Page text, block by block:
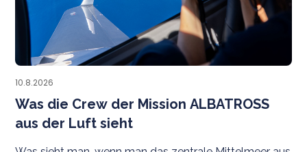
10.8.2026
Was die Crew der Mission ALBATROSS
aus der Luft sieht